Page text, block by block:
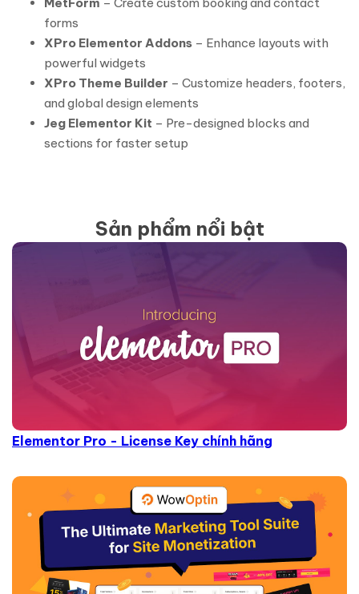
forms
XPro Elementor Addons – Enhance layouts with
powerful widgets
XPro Theme Builder – Customize headers, footers,
and global design elements
Jeg Elementor Kit – Pre-designed blocks and
sections for faster setup
Sản phẩm nổi bật
Elementor Pro - License Key chính hãng